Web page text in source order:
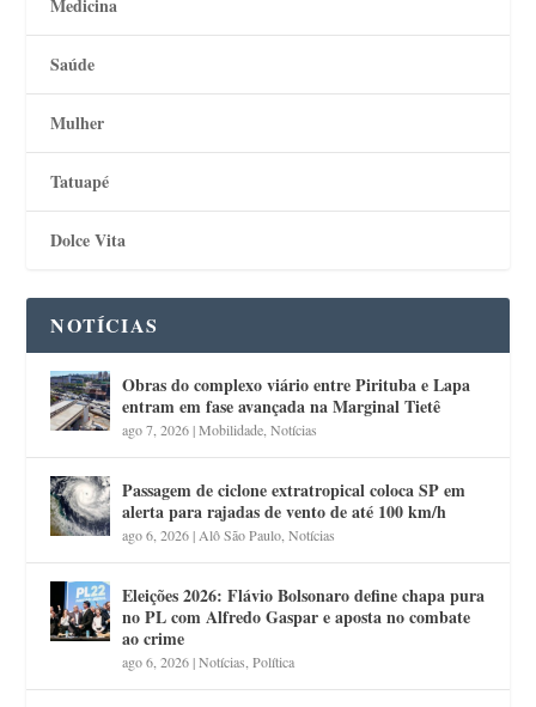
Medicina
Saúde
Mulher
Tatuapé
Dolce Vita
NOTÍCIAS
Obras do complexo viário entre Pirituba e Lapa
entram em fase avançada na Marginal Tietê
ago 7, 2026|Mobilidade ,Notícias
Passagem de ciclone extratropical coloca SP em
alerta para rajadas de vento de até 100 km/h
ago 6, 2026| Alô São Paulo ,Notícias
Eleições 2026: Flávio Bolsonaro define chapa pura
no PL com Alfredo Gaspar e aposta no combate
ao crime
ago 6, 2026|Notícias ,Política